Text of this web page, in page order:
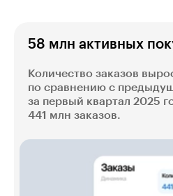
58 млн активных
Количество заказов
по сравнению с
за первый квартал 2025
441 млн заказов.